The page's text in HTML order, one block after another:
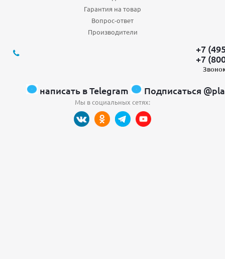
Гарантия на товар
Вопрос-ответ
Производители
+7
+7
написать в Telegram Подписаться
Мы в социальных сетях: